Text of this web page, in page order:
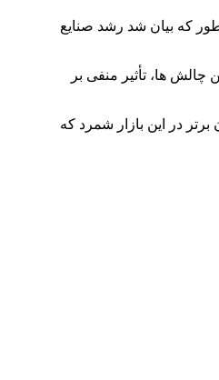
که بیان شد رشد صنایع
‌ها، تأثیر منفی بر
در این بازار شمرد که